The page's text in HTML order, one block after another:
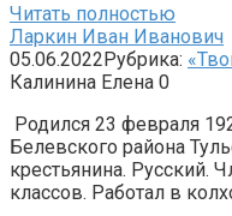
Читать полностью
Ларкин Иван Иванович
05.06.2022Рубрика:
Калинина Елена 0
Родился 23 февраля
Белевского района
крестьянина. Русский.
классов. Работал в